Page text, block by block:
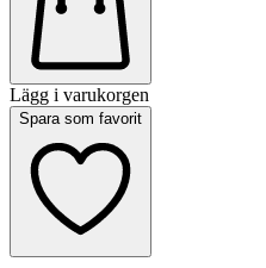
Lägg i varukorgen
Spara som favorit